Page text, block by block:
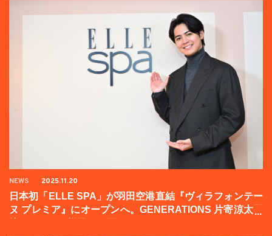
NEWS 2025.11.20
日本初「ELLE SPA」が羽田空港直結『ヴィラフォンテー
ヌ プレミア』にオープンへ。GENERATIONS 片寄涼太登